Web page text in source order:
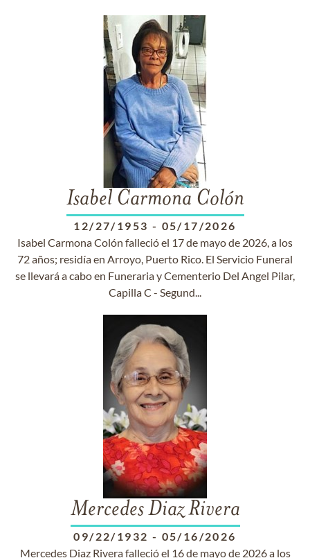
Isabel Carmona Colón
12/27/1953 - 05/17/2026
Isabel Carmona Colón falleció el 17 de mayo de 2026, a los
72 años; residía en Arroyo, Puerto Rico. El Servicio Funeral
se llevará a cabo en Funeraria y Cementerio Del Angel Pilar,
Capilla C - Segund...
Mercedes Diaz Rivera
09/22/1932 - 05/16/2026
Mercedes Diaz Rivera falleció el 16 de mayo de 2026 a los